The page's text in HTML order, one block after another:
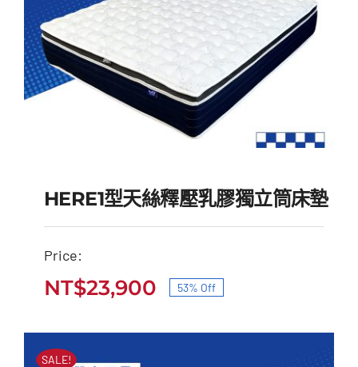
HERE1型天絲釋壓乳膠獨
HERE1型天絲釋壓乳膠獨立筒床墊
Price:
原
始
NT$23,900
目
前
53% Off
SALE!